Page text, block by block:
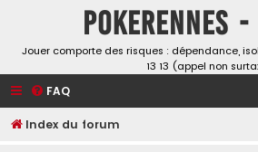
Pokerennes -
Jouer comporte des risques : dépendance,
13 13 (appel non
FAQ
Index du forum